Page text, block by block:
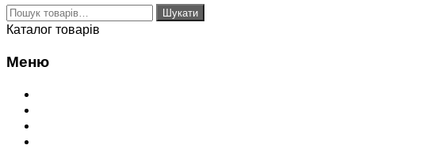
Шукати: Шукати
Каталог товарів
Меню
Переглянути